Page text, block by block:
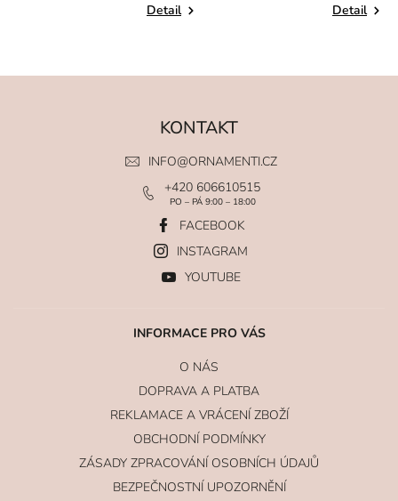
Detail Detail
KONTAKT
INFO@ORNAMENTI.CZ
+420 606610515
PO – PÁ 9:00 – 18:00
FACEBOOK
INSTAGRAM
YOUTUBE
INFORMACE PRO VÁS
O NÁS
DOPRAVA A PLATBA
REKLAMACE A VRÁCENÍ ZBOŽÍ
OBCHODNÍ PODMÍNKY
ZÁSADY ZPRACOVÁNÍ OSOBNÍCH ÚDAJŮ
BEZPEČNOSTNÍ UPOZORNĚNÍ